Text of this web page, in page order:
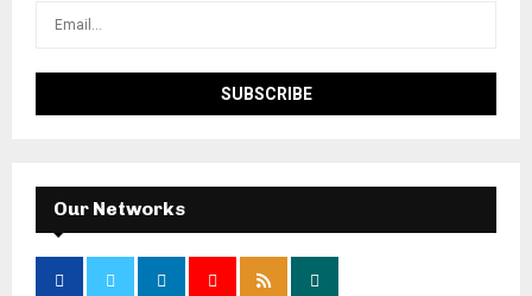
Our Networks